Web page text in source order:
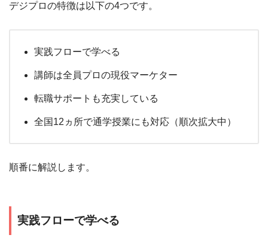
デジプロの特徴は以下の4つです。
実践フローで学べる
講師は全員プロの現役マーケター
転職サポートも充実している
全国12ヵ所で通学授業にも対応（順次拡大中）
順番に解説します。
実践フローで学べる